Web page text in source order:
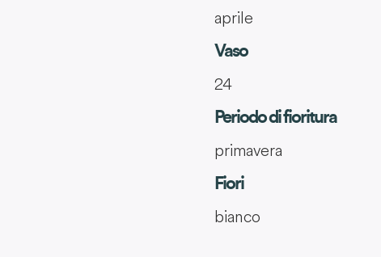
aprile
Vaso
24
Periodo di fioritura
primavera
Fiori
bianco